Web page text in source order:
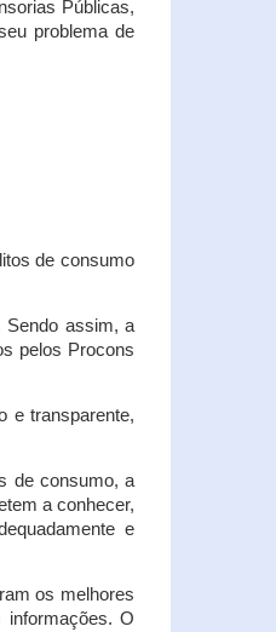
Públicas,
problema de
de consumo
Sendo assim, a
pelos Procons
e transparente,
de consumo, a
a conhecer,
e
os melhores
informações. O